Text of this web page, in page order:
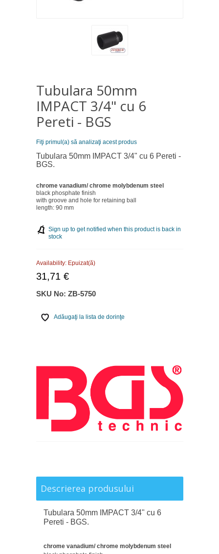
Tubulara 50mm
IMPACT 3/4" cu 6
Pereti - BGS
Fiţi primul(a) să analizaţi acest produs
Tubulara 50mm IMPACT 3/4" cu 6 Pereti -
BGS.
chrome vanadium/ chrome molybdenum steel
black phosphate finish
with groove and hole for retaining ball
length: 90 mm
Sign up to get notified when this product is back in
stock
Availability: Epuizat(ă)
31,71 €
SKU No: ZB-5750
Adăugaţi la lista de dorinţe
Descrierea produsului
Tubulara 50mm IMPACT 3/4" cu 6
Pereti - BGS.
chrome vanadium/ chrome molybdenum steel